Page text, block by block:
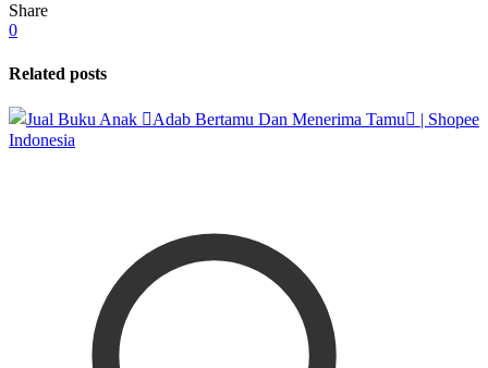
Share
0
Related posts